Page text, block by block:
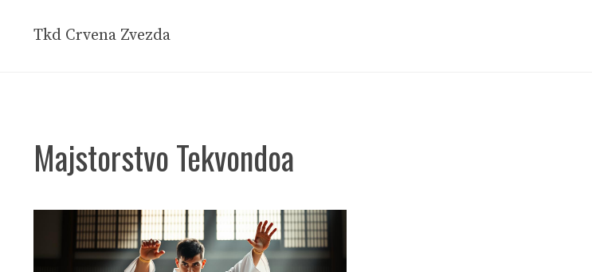
Tkd Crvena Zvezda
Majstorstvo Tekvondoa